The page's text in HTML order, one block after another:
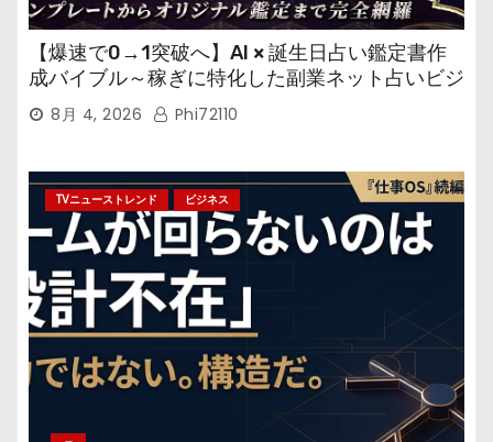
【爆速で0→1突破へ】AI × 誕生日占い鑑定書作
成バイブル～稼ぎに特化した副業ネット占いビジ
ネス8月 4, 2026 Phi72110
TVニューストレンド ビジネス